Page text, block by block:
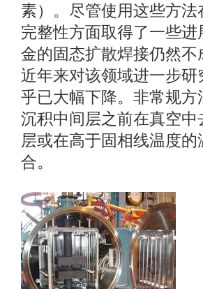
素）。 尽管使用这些方法
完整性方面取得了一些进
金的固态扩散焊接仍然不
近年来对该领域进一步研
乎已大幅下降。非常规方
沉积中间层之前在真空中
层或在高于固相线温度的
合。